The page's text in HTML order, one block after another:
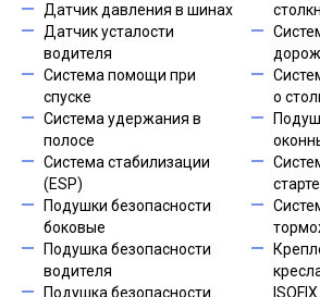
Датчик давления в шинах
Датчик усталости
водителя
Система помощи при
спуске
Система удержания в
полосе
Система стабилизации
(ESP)
Подушки безопасности
боковые
Подушка безопасности
водителя
Подушка безопасности
о
ISOFIX